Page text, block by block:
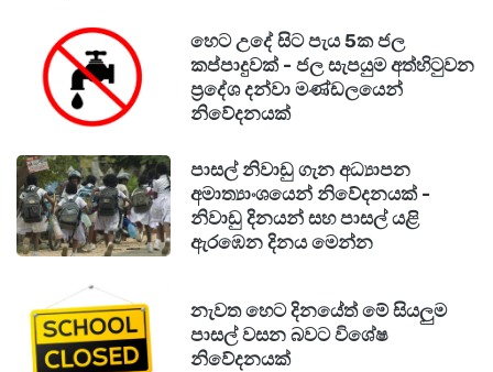
හෙට උදේ සිට පැය 5ක ජල
කප්පාදුවක් - ජල සැපයුම අත්හිටුවන
ප්‍රදේශ දන්වා මණ්ඩලයෙන්
නිවේදනයක්
පාසල් නිවාඩු ගැන අධ්‍යාපන
අමාත්‍යාංශයෙන් නිවේදනයක් -
නිවාඩු දිනයන් සහ පාසල් යළි
ඇරඹෙන දිනය මෙන්න
නැවත හෙට දිනයේත් මේ සියලුම
පාසල් වසන බවට විශේෂ
නිවේදනයක්